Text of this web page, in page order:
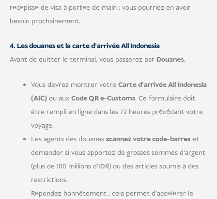
récépissé de visa à portée de main ; vous pourriez en avoir
besoin prochainement.
4. Les douanes et la carte d'arrivée All Indonesia
Avant de quitter le terminal, vous passerez par Douanes.
Vous devrez montrer votre Carte d'arrivée All Indonesia
(AIC)ou aux Code QR e-Customs. Ce formulaire doit
être rempli en ligne dans les 72 heures précédant votre
voyage.
Les agents des douanes scannez votre code-barreset
demander si vous apportez de grosses sommes d'argent
(plus de 100 millions d'IDR) ou des articles soumis à des
restrictions.
Répondez honnêtement ; cela permet d'accélérer le